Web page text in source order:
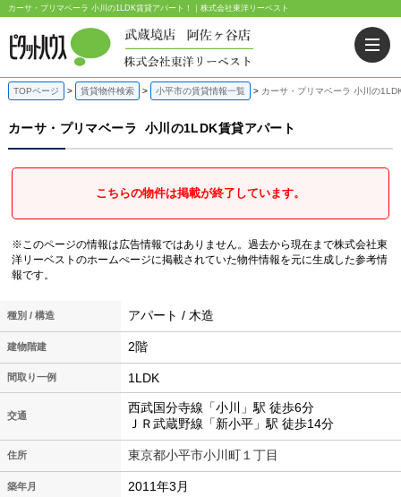
カーサ・プリマベーラ 小川の1LDK賃貸アパート！｜株式会社東洋リーベスト
TOPページ 賃貸物件検索 小平市の賃貸情報一覧 カーサ・プリマベーラ 小川の
カーサ・プリマベーラ 小川の1LDK賃貸アパート
こちらの物件は掲載が終了しています。
※このページの情報は広告情報ではありません。過去から現在まで株式会社東
洋リーベストのホームぺージに掲載されていた物件情報を元に生成した参考情
報です。
種別 / 構造 アパート / 木造
建物階建 2階
間取り一例 1LDK
交通
西武国分寺線「小川」駅 徒歩6分
ＪＲ武蔵野線「新小平」駅 徒歩14分
住所 東京都小平市小川町１丁目
築年月 2011年3月